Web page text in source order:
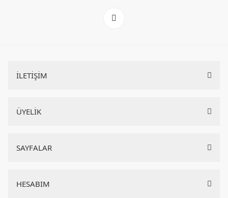
İLETİŞİM
ÜYELİK
SAYFALAR
HESABIM